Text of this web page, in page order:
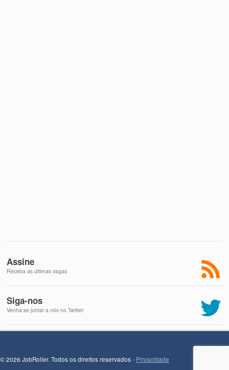
Assine
Receba as últimas vagas
Siga-nos
Venha se juntar a nós no Twitter
© 2026 JobRoller. Todos os direitos reservados - Privacidade